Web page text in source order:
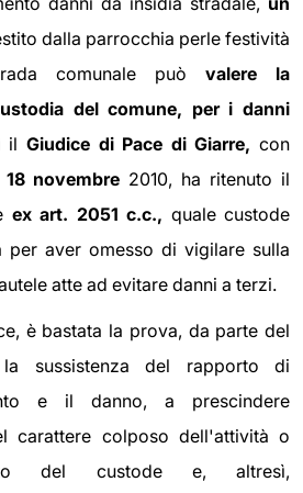
dalla parrocchia perle festività
comunale può valere la
del comune, per i danni
ilGiudice di Pace di Giarre, con
novembre 2010, ha ritenuto il
ex art. 2051 c.c., quale custode
per aver omesso di vigilare sulla
atte ad evitare danni a terzi.
è bastata la prova, da parte del
sussistenza del rapporto di
e il danno, a prescindere
carattere colposo dell'attività o
del custode e, altresì,